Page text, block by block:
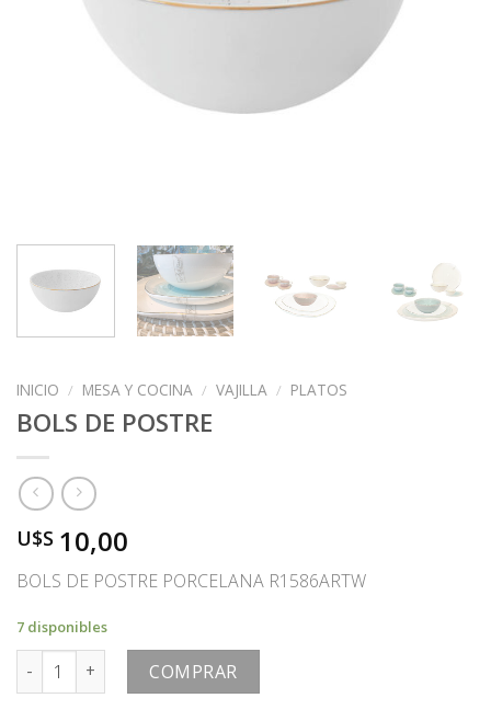
INICIO / MESA Y COCINA / VAJILLA / PLATOS
BOLS DE POSTRE
U$S 10,00
BOLS DE POSTRE PORCELANA R1586ARTW
7 disponibles
BOLS DE POSTRE cantidad
COMPRAR